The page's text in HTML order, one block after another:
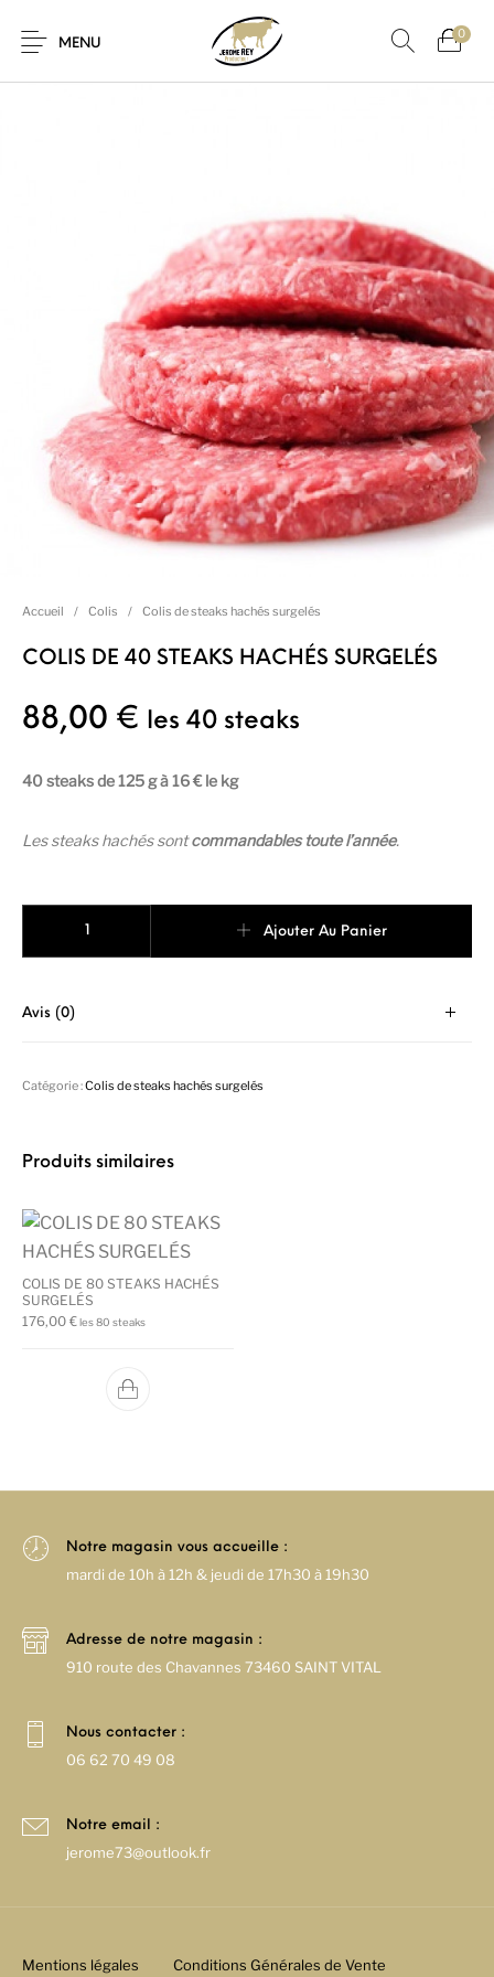
MENU
0
Accueil / Colis / Colis de steaks hachés surgelés
COLIS DE 40 STEAKS HACHÉS SURGELÉS
88,00€ les 40 steaks
40 steaks de 125 g à 16 € le kg
Les steaks hachés sontcommandables toute l’année.
Ajouter Au Panier
Avis (0)
Catégorie :Colis de steaks hachés surgelés
Produits similaires
COLIS DE 80 STEAKS HACHÉS
SURGELÉS
176,00€les 80 steaks
Notre magasin vous accueille :
mardi de 10h à 12h & jeudi de 17h30 à 19h30
Adresse de notre magasin :
910 route des Chavannes 73460 SAINT VITAL
Nous contacter :
06 62 70 49 08
Notre email :
jerome73@outlook.fr
Mentions légales Conditions Générales de Vente